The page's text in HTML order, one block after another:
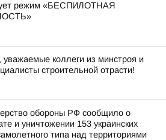
режим «БЕСПИЛОТНАЯ
уважаемые коллеги из минстроя и
строительной отрасти!
обороны РФ сообщило о
и уничтожении 153 украинских
типа над территориями